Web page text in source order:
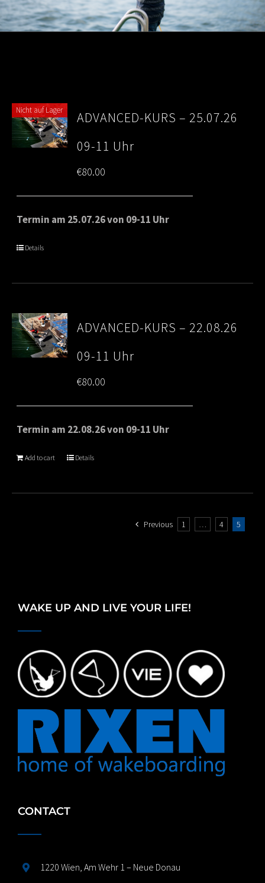
Nicht auf Lager
ADVANCED-KURS – 25.07.26
09-11 Uhr
€80.00
Termin am 25.07.26 von 09-11 Uhr
Details
ADVANCED-KURS – 22.08.26
09-11 Uhr
€80.00
Termin am 22.08.26 von 09-11 Uhr
Add to cart Details
Previous 1 … 4 5
WAKE UP AND LIVE YOUR LIFE!
CONTACT
1220 Wien, Am Wehr 1 – Neue Donau